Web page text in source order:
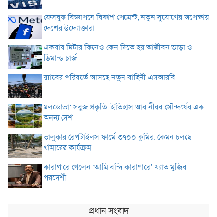
ফেসবুক বিজ্ঞাপনে বিকাশ পেমেন্ট, নতুন সুযোগের অপেক্ষায়
দেশের উদ্যোক্তারা
একবার মিটার কিনেও কেন দিতে হয় আজীবন ভাড়া ও
ডিমান্ড চার্জ
র‌্যাবের পরিবর্তে আসছে নতুন বাহিনী এসআরবি
মলডোভা: সবুজ প্রকৃতি, ইতিহাস আর নীরব সৌন্দর্যের এক
অনন্য দেশ
ভালুকার রেপটাইলস ফার্মে ৩৭০০ কুমির, কেমন চলছে
খামারের কার্যক্রম
কারাগারে গেলেন ‘আমি বন্দি কারাগারে’ খ্যাত মুজিব
পরদেশী
প্রধান সংবাদ